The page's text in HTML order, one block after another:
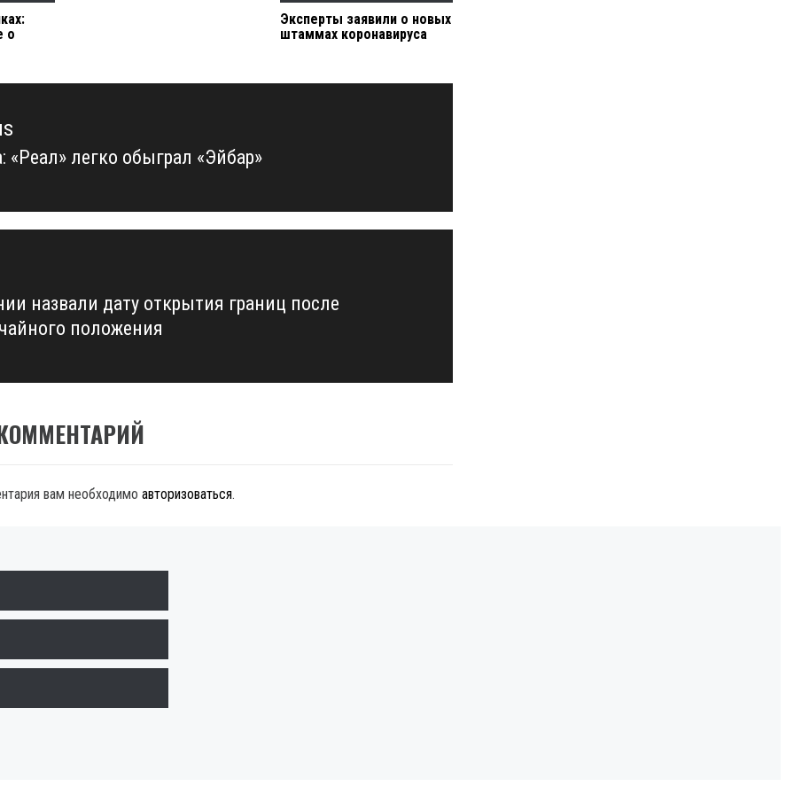
о
Эксперты заявили о новых
штаммах коронавируса
«Реал» легко обыграл «Эйбар»
назвали дату открытия границ после
положения
вам необходимо авторизоваться.